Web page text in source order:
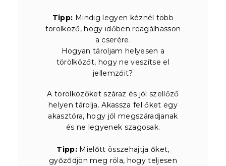
Tipp: Mindig legyen kéznél több
törölköző, hogy időben reagálhasson
a cserére.
Hogyan tároljam helyesen a
törölközőt, hogy ne veszítse el
jellemzőit?
A törölközőket száraz és jól szellőző
helyen tárolja. Akassza fel őket egy
akasztóra, hogy jól megszáradjanak
és ne legyenek szagosak.
Tipp: Mielőtt összehajtja őket,
győződjön meg róla, hogy teljesen